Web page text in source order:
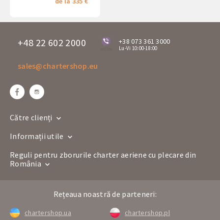
+48 22 602 2000 +38 073 361 3000
Lu-Vi 10:00-18:00
sales@chartershop.eu
Către clienți
Informații utile
Reguli pentru zborurile charter aeriene cu plecare din
România
Rețeaua noastră de parteneri:
chartershop.ua chartershop.pl